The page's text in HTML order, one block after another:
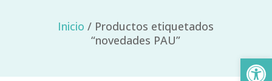
Inicio / Productos etiquetados
“novedades PAU”